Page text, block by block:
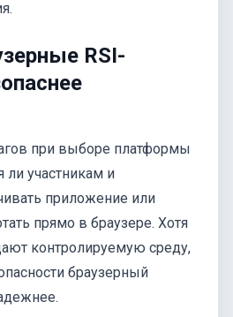
RSI-
при выборе платформы
ли участникам и
приложение или
прямо в браузере. Хотя
контролируемую среду,
браузерный